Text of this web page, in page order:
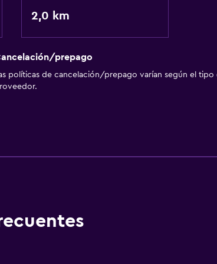
de comedor
de entretenimiento
2,0 km
prepago
políticas de cancelación/prepago varían según el tipo